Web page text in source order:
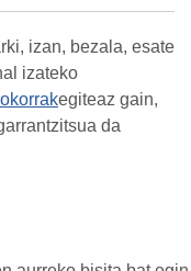
izan, bezala, esate
izateko
egiteaz gain,
da